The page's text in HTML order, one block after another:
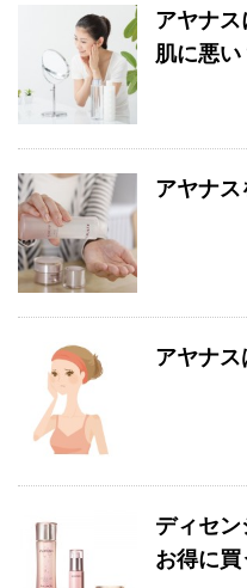
アヤナ
肌に悪い
アヤナス
アヤナス
ディセ
お得に買